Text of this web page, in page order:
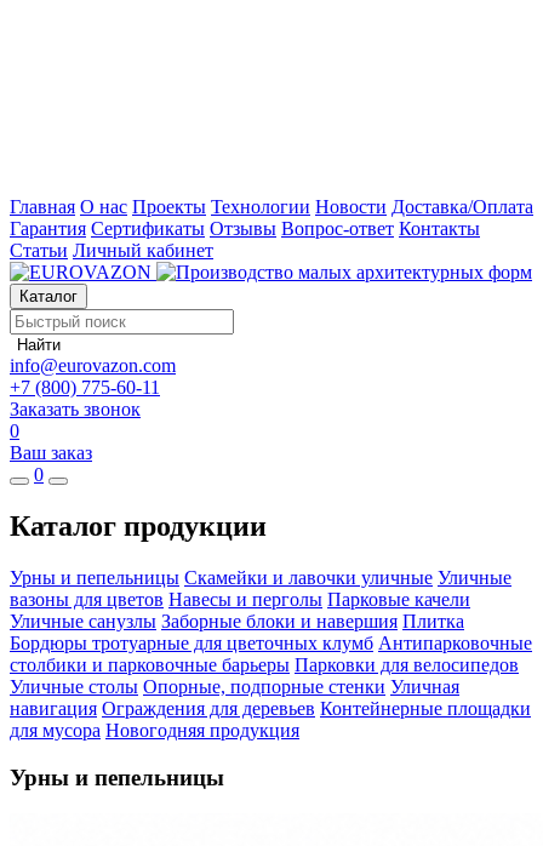
Главная О нас Проекты Технологии Новости Доставка/Оплата
Гарантия Сертификаты Отзывы Вопрос-ответ Контакты
Статьи Личный кабинет
Каталог
Найти
info@eurovazon.com
+7 (800) 775-60-11
Заказать звонок
0
Ваш заказ
0
Каталог продукции
Урны и пепельницы Скамейки и лавочки уличные Уличные
вазоны для цветов Навесы и перголы Парковые качели
Уличные санузлы Заборные блоки и навершия Плитка
Бордюры тротуарные для цветочных клумб Антипарковочные
столбики и парковочные барьеры Парковки для велосипедов
Уличные столы Опорные, подпорные стенки Уличная
навигация Ограждения для деревьев Контейнерные площадки
для мусора Новогодняя продукция
Урны и пепельницы